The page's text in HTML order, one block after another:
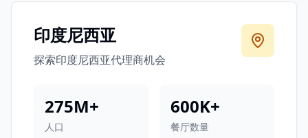
印度尼西亚
探索印度尼西亚代理商机会
275M+
人口
600K+
餐厅数量